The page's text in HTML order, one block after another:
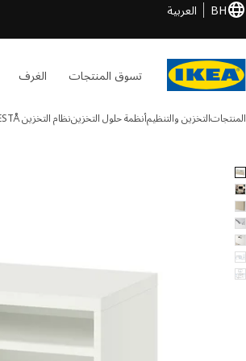
BH العربية
تسوق المنتجات الغرف
المنتجاتالتخزين والتنظيمأنظمة حلول التخزيننظام التخزين BESTÅ
7 BESTÅ الصور الصور